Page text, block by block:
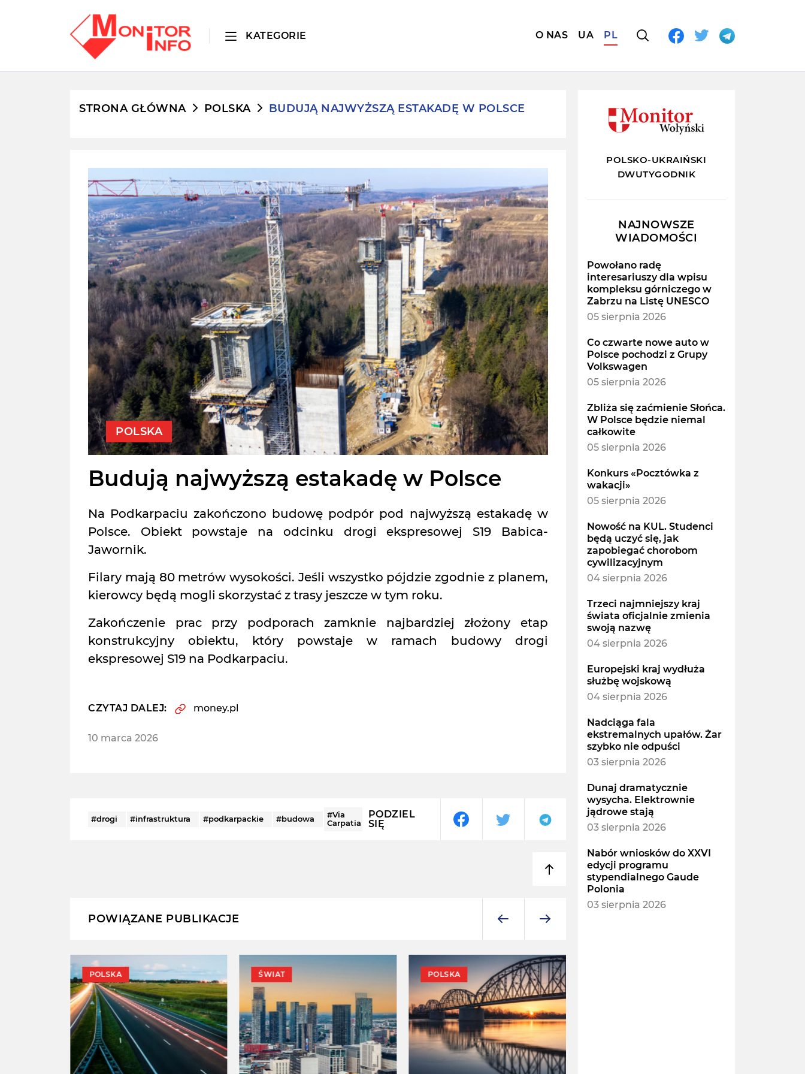
KATEGORIE O NAS UA PL
STRONA GŁÓWNA POLSKA BUDUJĄ NAJWYŻSZĄ ESTAKADĘ W POLSCE
POLSKA
Budują najwyższą estakadę w Polsce
Na Podkarpaciu zakończono budowę podpór pod najwyższą estakadę w
Polsce. Obiekt powstaje na odcinku drogi ekspresowej S19 Babica-
Jawornik.
Filary mają 80 metrów wysokości. Jeśli wszystko pójdzie zgodnie z planem,
kierowcy będą mogli skorzystać z trasy jeszcze w tym roku.
Zakończenie prac przy podporach zamknie najbardziej złożony etap
konstrukcyjny obiektu, który powstaje w ramach budowy drogi
ekspresowej S19 na Podkarpaciu.
CZYTAJ DALEJ: money.pl
10 marca 2026
#drogi #infrastruktura #podkarpackie #budowa
#Via
Carpatia
PODZIEL
SIĘ
POWIĄZANE PUBLIKACJE
POLSKA ŚWIAT POLSKA
POLSKO-UKRAIŃSKI
DWUTYGODNIK
NAJNOWSZE
WIADOMOŚCI
Powołano radę
interesariuszy dla wpisu
kompleksu górniczego w
Zabrzu na Listę UNESCO
05 sierpnia 2026
Co czwarte nowe auto w
Polsce pochodzi z Grupy
Volkswagen
05 sierpnia 2026
Zbliża się zaćmienie Słońca.
W Polsce będzie niemal
całkowite
05 sierpnia 2026
Konkurs «Pocztówka z
wakacji»
05 sierpnia 2026
Nowość na KUL. Studenci
będą uczyć się, jak
zapobiegać chorobom
cywilizacyjnym
04 sierpnia 2026
Trzeci najmniejszy kraj
świata oficjalnie zmienia
swoją nazwę
04 sierpnia 2026
Europejski kraj wydłuża
służbę wojskową
04 sierpnia 2026
Nadciąga fala
ekstremalnych upałów. Żar
szybko nie odpuści
03 sierpnia 2026
Dunaj dramatycznie
wysycha. Elektrownie
jądrowe stają
03 sierpnia 2026
Nabór wniosków do XXVI
edycji programu
stypendialnego Gaude
Polonia
03 sierpnia 2026